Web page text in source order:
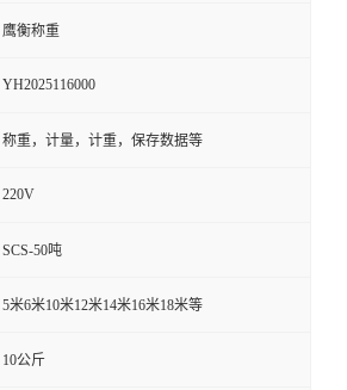
鹰衡称重
YH2025116000
称重，计量，计重，保存数据等
220V
SCS-50吨
5米6米10米12米14米16米18米等
10公斤